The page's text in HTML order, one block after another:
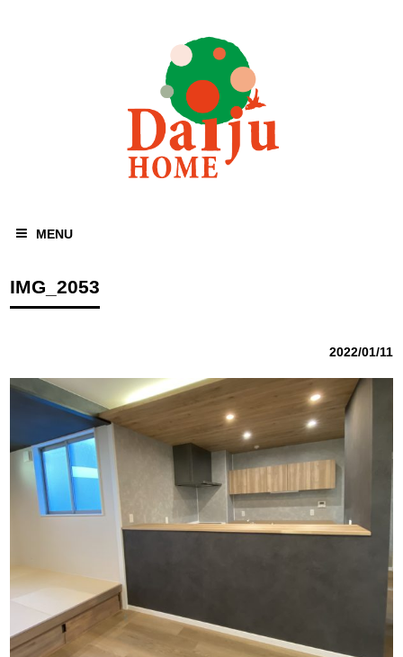
MENU
IMG_2053
2022/01/11